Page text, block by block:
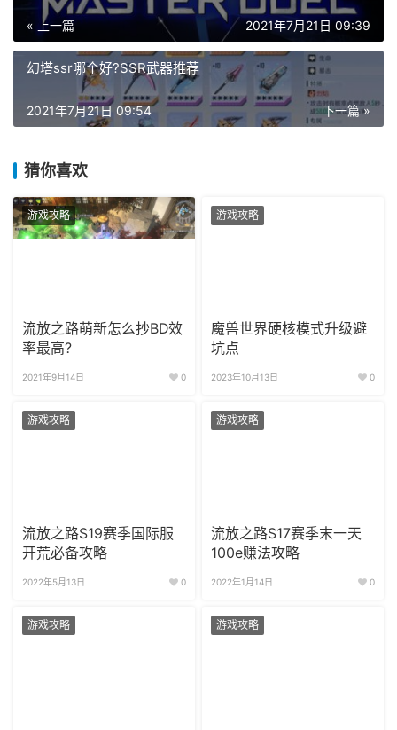
« 上一篇 2021年7月21日 09:39
幻塔ssr哪个好?SSR武器推荐
下一篇 »
2021年7月21日 09:54
猜你喜欢
游戏攻略
流放之路萌新怎么抄BD效
率最高?
2021年9月14日 0
游戏攻略
魔兽世界硬核模式升级避
坑点
2023年10月13日 0
游戏攻略
流放之路S19赛季国际服
开荒必备攻略
2022年5月13日 0
游戏攻略
流放之路S17赛季末一天
100e赚法攻略
2022年1月14日 0
游戏攻略 游戏攻略